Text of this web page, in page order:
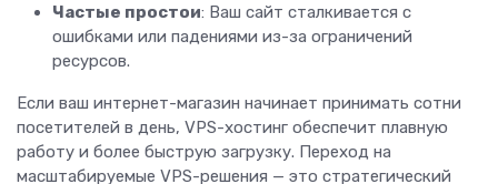
Частые простои: Ваш сайт сталкивается с
ошибками или падениями из-за ограничений
ресурсов.
Если ваш интернет-магазин начинает принимать сотни
посетителей в день, VPS-хостинг обеспечит плавную
работу и более быструю загрузку. Переход на
масштабируемые VPS-решения — это стратегический